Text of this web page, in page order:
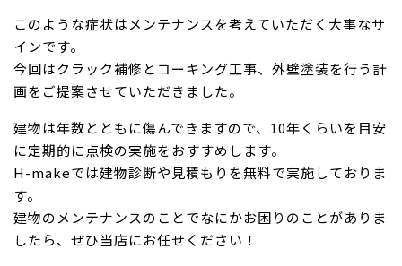
このような症状はメンテナンスを考えていただく大事なサ
インです。
今回はクラック補修とコーキング工事、外壁塗装を行う計
画をご提案させていただきました。
建物は年数とともに傷んできますので、10年くらいを目安
に定期的に点検の実施をおすすめします。
H-makeでは建物診断や見積もりを無料で実施しておりま
す。
建物のメンテナンスのことでなにかお困りのことがありま
したら、ぜひ当店にお任せください！